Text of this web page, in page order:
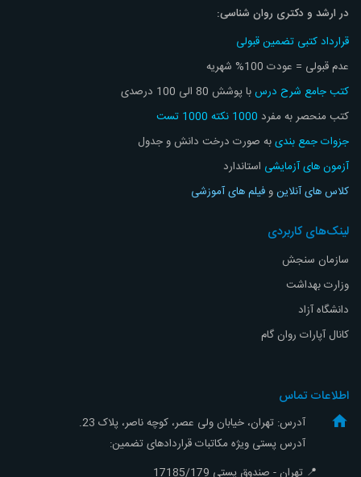
در ارشد و دکتری روان شناسی:
قرارداد کتبی تضمین قبولی
عدم قبولی = عودت 100% شهریه
کتب جامع شرح درسبا پوشش 80 الی 100 درصدی
کتب منحصر به مفرد 1000 نکته 1000 تست
جزوات جمع بندیبه صورت درخت دانش و جدول
آزمون های آزمایشی استاندارد
کلاس های آنلاینو فیلم های آموزشی
لینک‌های کاربردی
سازمان سنجش
وزارت بهداشت
دانشگاه آزاد
کانال آپارات روان گام
اطلاعات تماس
آدرس: تهران، خیابان ولی عصر، کوچه ناصر، پلاک 23.
آدرس پستی ویژه مکاتبات قراردادهای تضمین:
📍 تهران - صندوق پستی 17185/179